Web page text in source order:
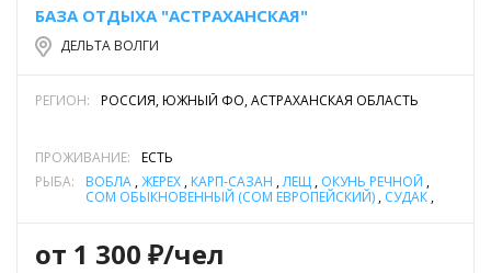
БАЗА ОТДЫХА "АСТРАХАНСКАЯ"
ДЕЛЬТА ВОЛГИ
РЕГИОН: РОССИЯ, ЮЖНЫЙ ФО, АСТРАХАНСКАЯ ОБЛАСТЬ
ПРОЖИВАНИЕ:
ЕСТЬ
РЫБА:
ВОБЛА ,ЖЕРЕХ , КАРП-САЗАН ,ЛЕЩ , ОКУНЬ РЕЧНОЙ ,
СОМ ОБЫКНОВЕННЫЙ (СОМ ЕВРОПЕЙСКИЙ) , СУДАК ,
от 1 300 ₽/чел